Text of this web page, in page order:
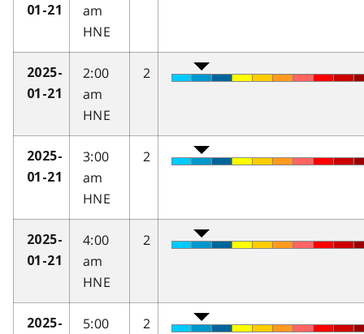
01-21
am
HNE
2025-
01-21
2:00
am
HNE
2
2025-
01-21
3:00
am
HNE
2
2025-
01-21
4:00
am
HNE
2
2025-
5:00
2